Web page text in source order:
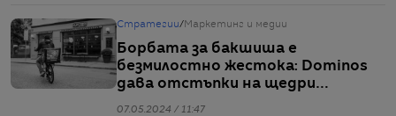
Стратегии/ Маркетинг и медии
Борбата за бакшиша е
безмилостно жестока: Dominos
дава отстъпки на щедри
07.05.2024 / 11:47